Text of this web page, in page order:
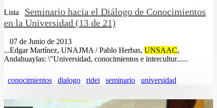
Lista
Seminario hacia el Diálogo de Conocimientos
en la Universidad (13 de 21)
07 de Junio de 2013
...Edgar Martínez, UNAJMA / Pablo Herbas, UNSAAC,
Andahuaylas: \"Universidad, conocimientos e intercultur......
conocimientos dialogo ridei seminario universidad